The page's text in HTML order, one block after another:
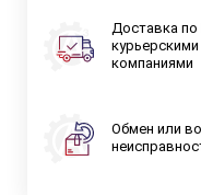
Доставка по
компаниями
Обмен или